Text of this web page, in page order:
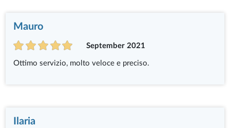
Mauro
September 2021
Ottimo servizio, molto veloce e preciso.
Ilaria